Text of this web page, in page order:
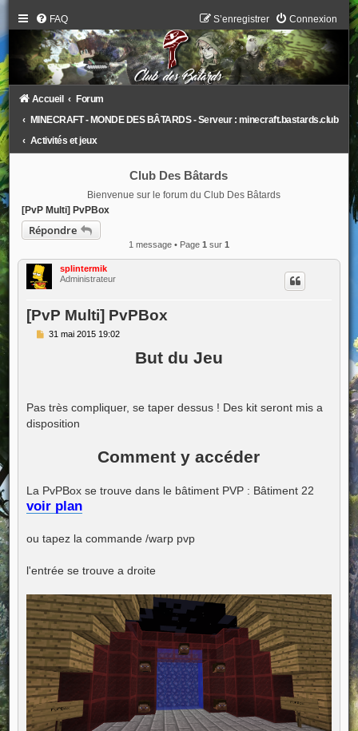
FAQ Connexion
S’enregistrer
Accueil
Forum
MINECRAFT - MONDE DES BÂTARDS - Serveur : minecraft.bastards.club
Activités et jeux
Club Des Bâtards
Bienvenue sur le forum du Club Des Bâtards
[PvP Multi] PvPBox
Répondre
1 message • Page 1 sur 1
splintermik
Administrateur
[PvP Multi] PvPBox
M
31 mai 2015 19:02
But du Jeu
Pas très compliquer, se taper dessus ! Des kit seront mis a
disposition
Comment y accéder
La PvPBox se trouve dans le bâtiment PVP : Bâtiment 22
voir plan
ou tapez la commande /warp pvp
l'entrée se trouve a droite